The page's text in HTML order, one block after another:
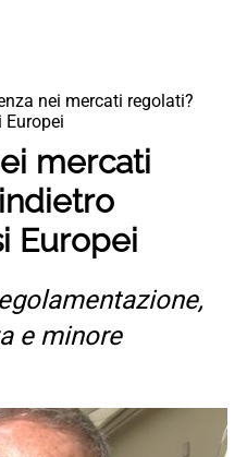
nei mercati regolati?
Europei
mercati
Europei
e minore